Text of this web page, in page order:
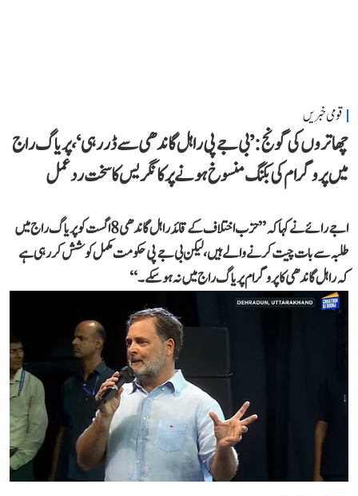
قومی خبریں
چھاتروں کی گونج: ’بی جے پی راہل گاندھی سے ڈر رہی‘، پریاگ راج
میں پروگرام کی بکنگ منسوخ ہونے پر کانگریس کا سخت ردعمل
اجے رائے نے کہا کہ ’’حزب اختلاف کے قائد راہل گاندھی 8 اگست کو پریاگ راج میں
طلبہ سے بات چیت کرنے والے ہیں، لیکن بی جے پی حکومت مکمل کوشش کر رہی ہے
کہ راہل گاندھی کا پروگرام پریاگ راج میں نہ ہو سکے۔‘‘